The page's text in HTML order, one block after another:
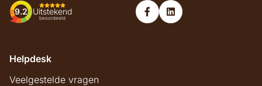
9.2 Uitstekend
beoordeeld
Helpdesk
Veelgestelde vragen